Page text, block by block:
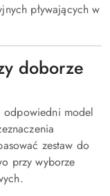
pływających w
doborze
odpowiedni model
zestaw do
przy wyborze